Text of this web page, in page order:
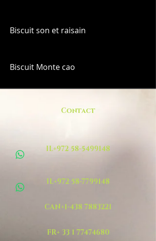
Biscuit son et raisain
Biscuit Monte cao
Contact
IL+972 58-5499148
IL+972 58-7799148
CAN+1-438 7883221
FR+ 33 1 77474680